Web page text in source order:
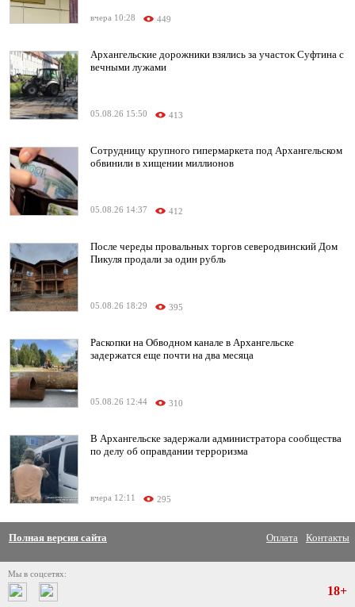
вчера 10:28 449
Архангельские дорожники взялись за участок Суфтина с
вечными лужами
05.08.26 15:50 413
Сотрудницу крупного гипермаркета под Архангельском
обвинили в хищении миллионов
05.08.26 14:37 412
После череды провальных торгов северодвинский Дом
Пикуля продали за один рубль
05.08.26 18:29 395
Раскопки на Обводном канале в Архангельске
задержатся еще почти на два месяца
05.08.26 12:44 310
В Архангельске задержали администратора сообщества
по делу об оправдании терроризма
вчера 12:11 295
Полная версия сайта Оплата Контакты
Мы в соцсетях:
18+